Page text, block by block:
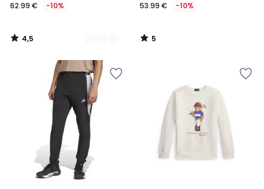
62.99 € -10%
4,5
/
53.99 € -10%
5
/